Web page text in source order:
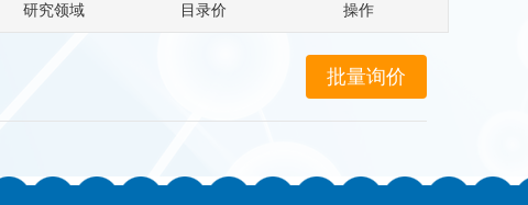
Cytodiagnostics
研究领域 目录价 操作